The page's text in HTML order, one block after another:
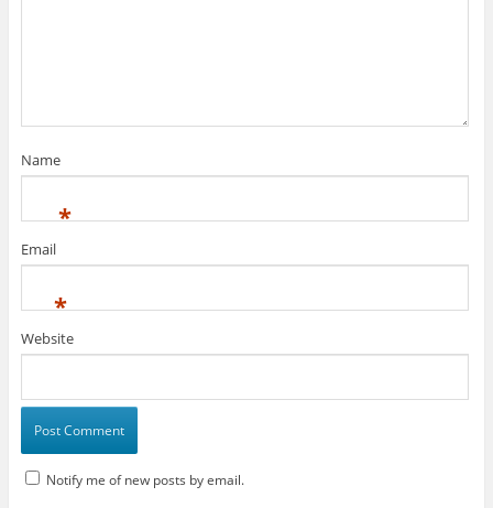
Name
*
Email
*
Website
Notify me of new posts by email.